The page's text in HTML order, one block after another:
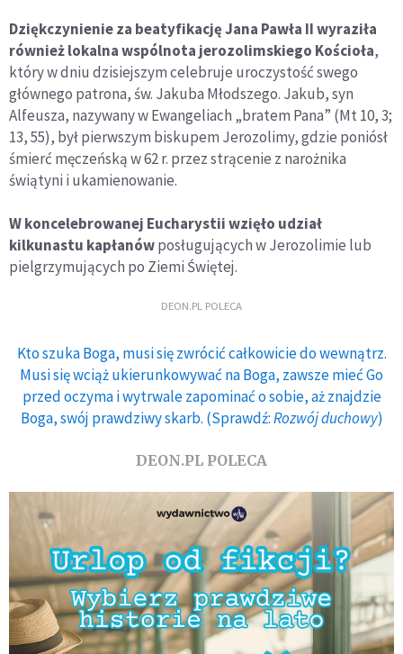
Dziękczynienie za beatyfikację Jana Pawła II wyraziła
również lokalna wspólnota jerozolimskiego Kościoła,
który w dniu dzisiejszym celebruje uroczystość swego
głównego patrona, św. Jakuba Młodszego. Jakub, syn
Alfeusza, nazywany w Ewangeliach „bratem Pana” (Mt 10, 3;
13, 55), był pierwszym biskupem Jerozolimy, gdzie poniósł
śmierć męczeńską w 62 r. przez strącenie z narożnika
świątyni i ukamienowanie.
W koncelebrowanej Eucharystii wzięło udział
kilkunastu kapłanówposługujących w Jerozolimie lub
pielgrzymujących po Ziemi Świętej.
DEON.PL POLECA
Kto szuka Boga, musi się zwrócić całkowicie do wewnątrz.
Musi się wciąż ukierunkowywać na Boga, zawsze mieć Go
przed oczyma i wytrwale zapominać o sobie, aż znajdzie
Boga, swój prawdziwy skarb. (Sprawdź:Rozwój duchowy)
DEON.PL POLECA